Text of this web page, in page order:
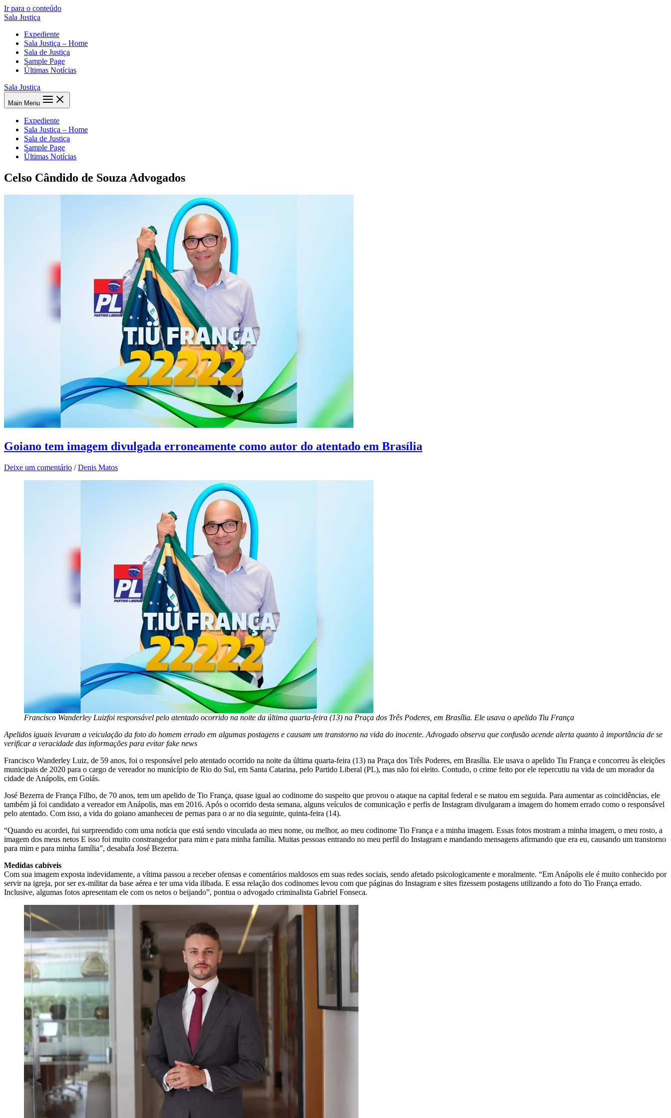
Ir para o conteúdo
Sala Justiça
Expediente
Sala Justiça – Home
Sala de Justiça
Sample Page
Últimas Notícias
Sala Justiça
Main Menu
Expediente
Sala Justiça – Home
Sala de Justiça
Sample Page
Últimas Notícias
Celso Cândido de Souza Advogados
Goiano tem imagem divulgada erroneamente como autor do atentado em Brasília
Deixe um comentário /Denis Matos
Francisco Wanderley Luizfoi responsável pelo atentado ocorrido na noite da última quarta-feira (13) na Praça dos Três Poderes, em Brasília. Ele usava o apelido Tiu França
Apelidos iguais levaram a veiculação da foto do homem errado em algumas postagens e causam um transtorno na vida do inocente. Advogado observa que confusão acende alerta quanto à importância de se
verificar a veracidade das informações para evitar fake news
Francisco Wanderley Luiz, de 59 anos, foi o responsável pelo atentado ocorrido na noite da última quarta-feira (13) na Praça dos Três Poderes, em Brasília. Ele usava o apelido Tiu França e concorreu às eleições
municipais de 2020 para o cargo de vereador no município de Rio do Sul, em Santa Catarina, pelo Partido Liberal (PL), mas não foi eleito. Contudo, o crime feito por ele repercutiu na vida de um morador da
cidade de Anápolis, em Goiás.
José Bezerra de França Filho, de 70 anos, tem um apelido de Tio França, quase igual ao codinome do suspeito que provou o ataque na capital federal e se matou em seguida. Para aumentar as coincidências, ele
também já foi candidato a vereador em Anápolis, mas em 2016. Após o ocorrido desta semana, alguns veículos de comunicação e perfis de Instagram divulgaram a imagem do homem errado como o responsável
pelo atentado. Com isso, a vida do goiano amanheceu de pernas para o ar no dia seguinte, quinta-feira (14).
“Quando eu acordei, fui surpreendido com uma notícia que está sendo vinculada ao meu nome, ou melhor, ao meu codinome Tio França e a minha imagem. Essas fotos mostram a minha imagem, o meu rosto, a
imagem dos meus netos E isso foi muito constrangedor para mim e para minha família. Muitas pessoas entrando no meu perfil do Instagram e mandando mensagens afirmando que era eu, causando um transtorno
para mim e para minha família”, desabafa José Bezerra.
Medidas cabíveis
Com sua imagem exposta indevidamente, a vítima passou a receber ofensas e comentários maldosos em suas redes sociais, sendo afetado psicologicamente e moralmente. “Em Anápolis ele é muito conhecido por
servir na igreja, por ser ex-militar da base aérea e ter uma vida ilibada. E essa relação dos codinomes levou com que páginas do Instagram e sites fizessem postagens utilizando a foto do Tio França errado.
Inclusive, algumas fotos apresentam ele com os netos o beijando”, pontua o advogado criminalista Gabriel Fonseca.